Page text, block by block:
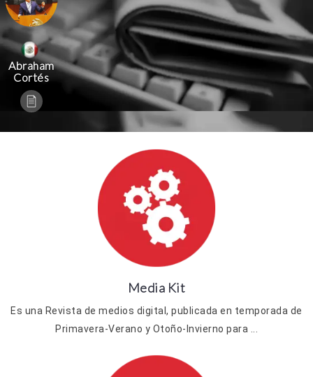
Abraham
Cortés
Media Kit
Es una Revista de medios digital, publicada en temporada de
Primavera-Verano y Otoño-Invierno para ...